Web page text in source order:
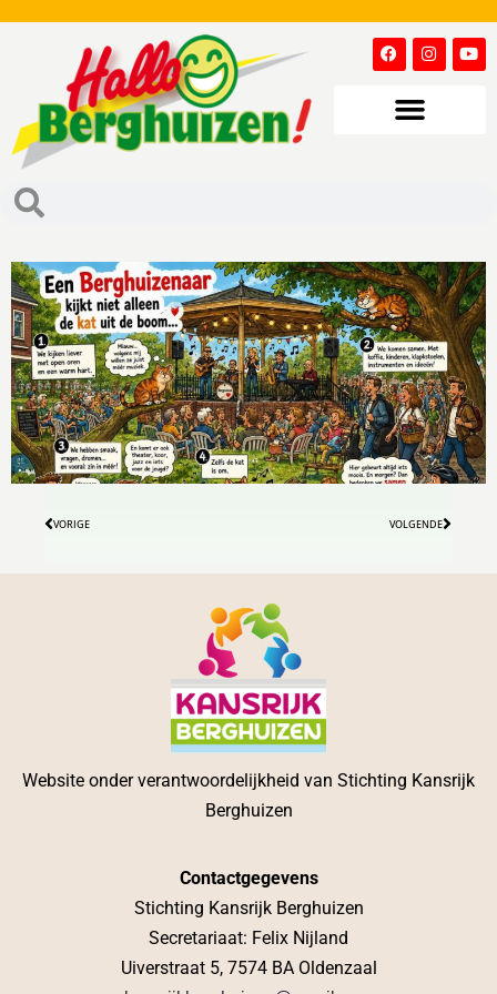
Met stoel, smaak én applaus naar het park
VORIGE VOLGENDE
Website onder verantwoordelijkheid van Stichting Kansrijk
Berghuizen
Contactgegevens
Stichting Kansrijk Berghuizen
Secretariaat: Felix Nijland
Uiverstraat 5, 7574 BA Oldenzaal